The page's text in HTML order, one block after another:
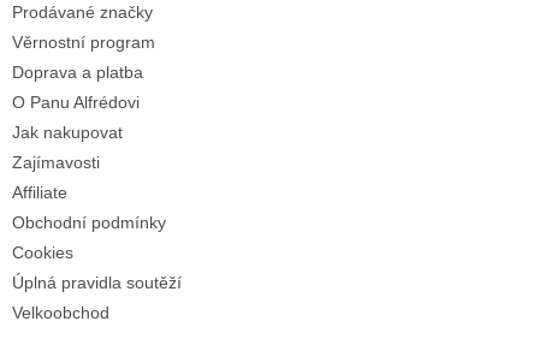
Prodávané značky
Věrnostní program
Doprava a platba
O Panu Alfrédovi
Jak nakupovat
Zajímavosti
Affiliate
Obchodní podmínky
Cookies
Úplná pravidla soutěží
Velkoobchod